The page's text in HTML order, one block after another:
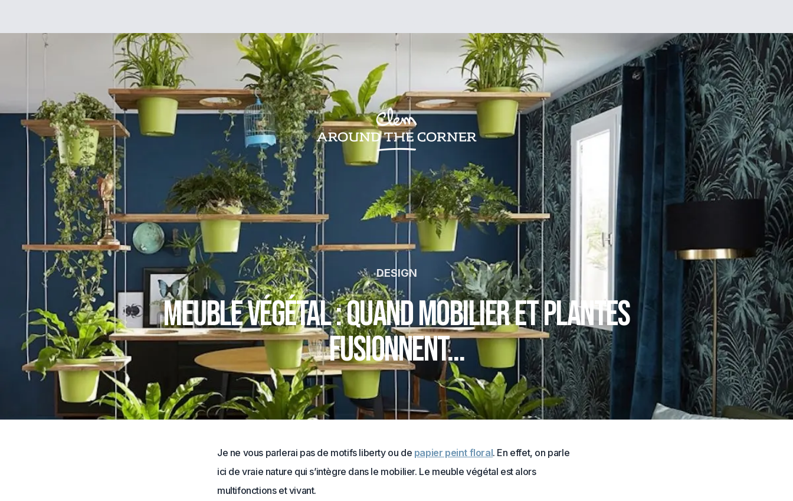
DESIGN
Meuble végétal : quand mobilier et plantes
fusionnent…
Je ne vous parlerai pas de motifs liberty ou de papier peint floral. En effet, on parle
ici de vraie nature qui s’intègre dans le mobilier. Le meuble végétal est alors
multifonctions et vivant.